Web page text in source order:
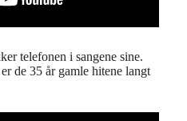
telefonen i sangene sine.
de 35 år gamle hitene langt